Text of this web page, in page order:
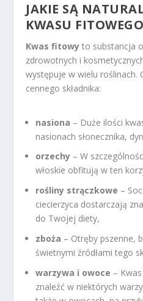
JAKIE SĄ
KWASU
Kwas fitowy to substancja
zdrowotnych i
występuje w wielu roślinach.
cennego składnika:
nasiona – Duże ilości
nasionach słonecznika,
orzechy – W
włoskie obfitują w ten
rośliny strączkowe –
ciecierzyca dostarczają
do Twojej diety,
zboża – Otręby pszenne,
świetnymi źródłami tego
warzywa i owoce –
znaleźć w niektórych